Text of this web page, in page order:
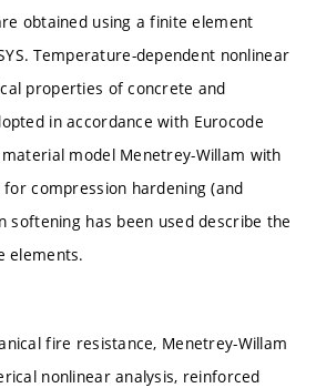
obtained using a finite element
Temperature-dependent nonlinear
properties of concrete and
in accordance with Eurocode
model Menetrey-Willam with
compression hardening (and
softening has been used describe the
elements.
fire resistance, Menetrey-Willam
nonlinear analysis, reinforced